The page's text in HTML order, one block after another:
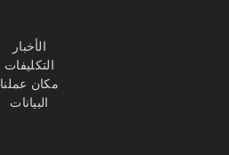
الأخبار
التكليفات
مكان عملنا
البيانات